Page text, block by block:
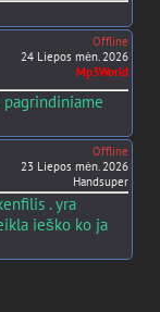
Offline
24 Liepos mėn. 2026
Mp3World
Offline
23 Liepos mėn. 2026
Handsuper
. yra
ieško ko ja